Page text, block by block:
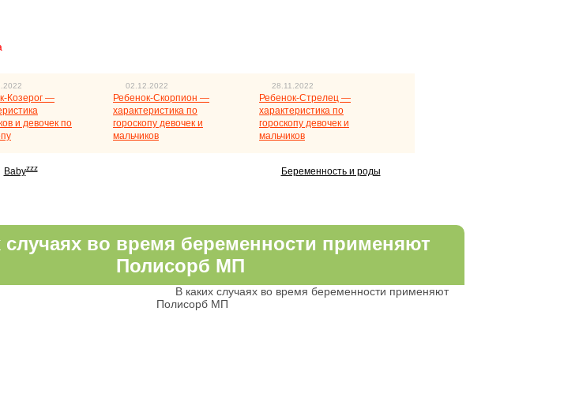
Козерог —
и девочек по
02.12.2022
Ребенок-Скорпион —
характеристика по
гороскопу девочек и
мальчиков
28.11.2022
Ребенок-Стрелец —
характеристика по
гороскопу девочек и
мальчиков
Babyzzz Беременность и роды
В каких случаях во время беременности применяют
Полисорб МП
случаях во время беременности применяют
Полисорб МП